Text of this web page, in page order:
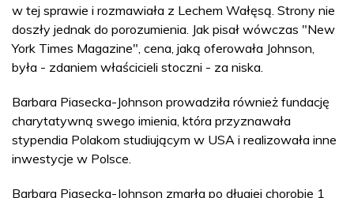
w tej sprawie i rozmawiała z Lechem Wałęsą. Strony nie
doszły jednak do porozumienia. Jak pisał wówczas "New
York Times Magazine", cena, jaką oferowała Johnson,
była - zdaniem właścicieli stoczni - za niska.
Barbara Piasecka-Johnson prowadziła również fundację
charytatywną swego imienia, która przyznawała
stypendia Polakom studiującym w USA i realizowała inne
inwestycje w Polsce.
Barbara Piasecka-Johnson zmarła po długiej chorobie 1